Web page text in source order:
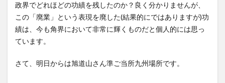
政界でどれほどの功績を残したのか？良く分かりませんが、
この「廃業」という表現を廃した(結果的にではありますが)功
績は、今も角界において非常に輝くものだと個人的には思っ
ています。
さて、明日からは旭道山さん準ご当所九州場所です。